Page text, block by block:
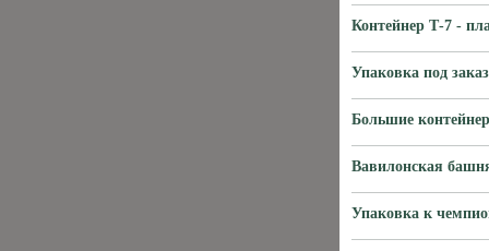
Контейнер Т-7 -
Упаковка под
Большие
Вавилонская
Упаковка к